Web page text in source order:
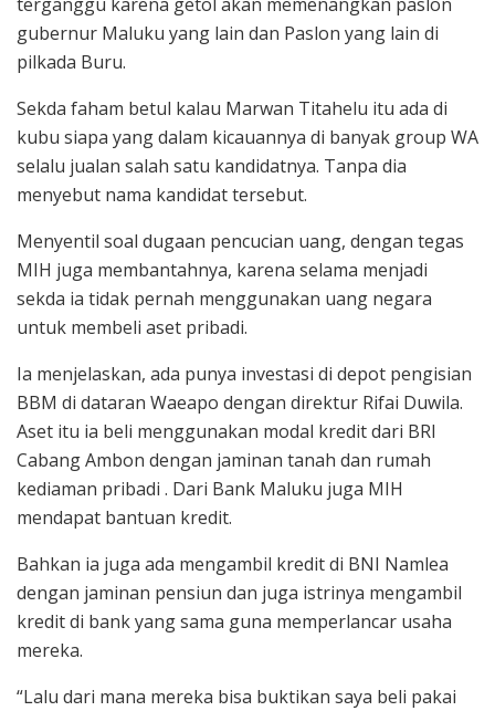
gubernur Maluku yang lain dan Paslon yang lain di
pilkada Buru.
Sekda faham betul kalau Marwan Titahelu itu ada di
kubu siapa yang dalam kicauannya di banyak group WA
selalu jualan salah satu kandidatnya. Tanpa dia
menyebut nama kandidat tersebut.
Menyentil soal dugaan pencucian uang, dengan tegas
MIH juga membantahnya, karena selama menjadi
sekda ia tidak pernah menggunakan uang negara
untuk membeli aset pribadi.
Ia menjelaskan, ada punya investasi di depot pengisian
BBM di dataran Waeapo dengan direktur Rifai Duwila.
Aset itu ia beli menggunakan modal kredit dari BRI
Cabang Ambon dengan jaminan tanah dan rumah
kediaman pribadi . Dari Bank Maluku juga MIH
mendapat bantuan kredit.
Bahkan ia juga ada mengambil kredit di BNI Namlea
dengan jaminan pensiun dan juga istrinya mengambil
kredit di bank yang sama guna memperlancar usaha
mereka.
“Lalu dari mana mereka bisa buktikan saya beli pakai